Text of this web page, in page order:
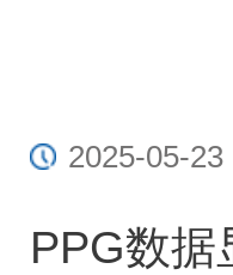
2025-05-23
PPG数